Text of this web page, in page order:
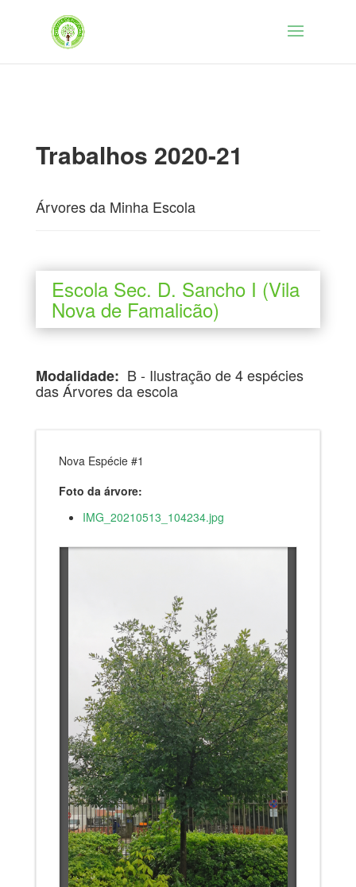
Trabalhos 2020-21
Árvores da Minha Escola
Escola Sec. D. Sancho I (Vila
Nova de Famalicão)
Modalidade: B - Ilustração de 4 espécies
das Árvores da escola
Nova Espécie #1
Foto da árvore:
IMG_20210513_104234.jpg